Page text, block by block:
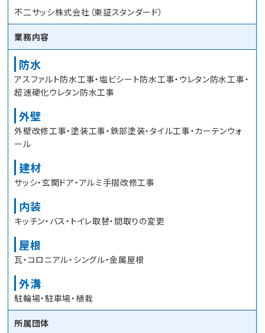
不二サッシ株式会社（東証スタンダード）
業務内容
防水
アスファルト防水工事・塩ビシート防水工事・ウレタン防水工事・
超速硬化ウレタン防水工事
外壁
外壁改修工事・塗装工事・鉄部塗装・タイル工事・カーテンウォ
ール
建材
サッシ・玄関ドア・アルミ手摺改修工事
内装
キッチン・バス・トイレ取替・間取りの変更
屋根
瓦・コロニアル・シングル・金属屋根
外溝
駐輪場・駐車場・植栽
所属団体